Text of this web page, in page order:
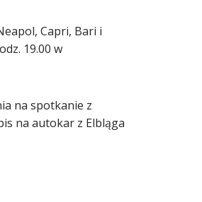
Capri, Bari i
19.00 w
na spotkanie z
na autokar z Elbląga